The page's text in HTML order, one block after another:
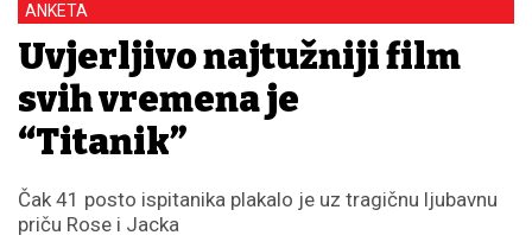
ANKETA
Uvjerljivo najtužniji film
svih vremena je
“Titanik”
Čak 41 posto ispitanika plakalo je uz tragičnu ljubavnu
priču Rose i Jacka